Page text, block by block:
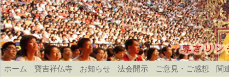
ホーム 寶吉祥仏寺 お知らせ 法会開示 ご意見・ご感想 関